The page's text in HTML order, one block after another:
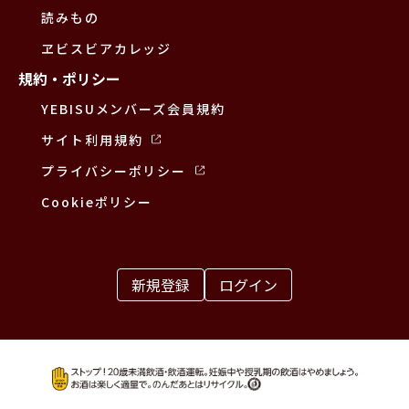
読みもの
ヱビスビアカレッジ
規約・ポリシー
YEBISUメンバーズ会員規約
サイト利用規約
プライバシーポリシー
Cookieポリシー
新規登録 ログイン